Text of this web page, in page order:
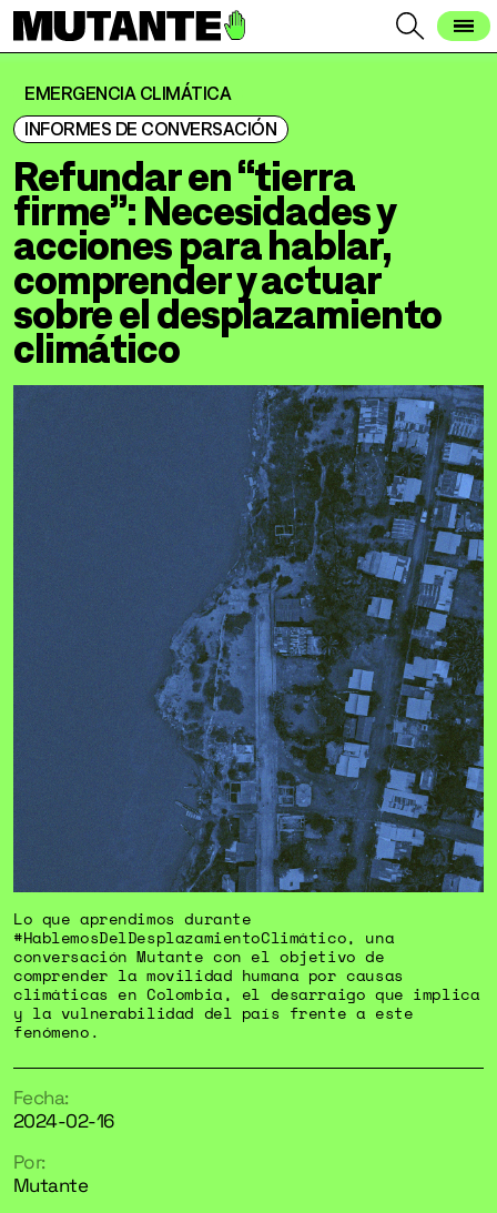
EMERGENCIA CLIMÁTICA
INFORMES DE CONVERSACIÓN
Refundar en “tierra
firme”: Necesidades y
acciones para hablar,
comprender y actuar
sobre el desplazamiento
climático
Lo que aprendimos durante
#HablemosDelDesplazamientoClimático, una
conversación Mutante con el objetivo de
comprender la movilidad humana por causas
climáticas en Colombia, el desarraigo que implica
y la vulnerabilidad del país frente a este
fenómeno.
Fecha:
2024-02-16
Por:
Mutante